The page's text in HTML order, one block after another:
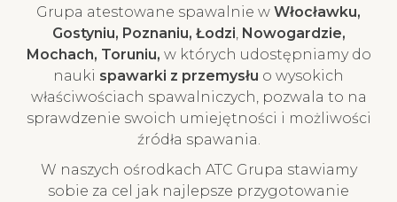
Grupa atestowane spawalnie w Włocławku,
Gostyniu, Poznaniu, Łodzi Nowogardzie,
Mochach, Toruniu, w których udostępniamy do
nauki spawarki z przemysłu o wysokich
właściwościach spawalniczych, pozwala to na
sprawdzenie swoich umiejętności i możliwości
źródła spawania.
W naszych ośrodkach ATC Grupa stawiamy
sobie za cel jak najlepsze przygotowanie